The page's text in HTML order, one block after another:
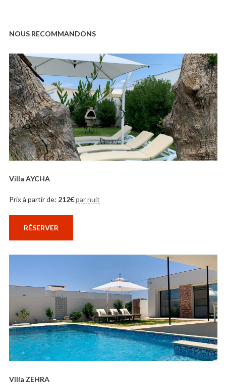
NOUS RECOMMANDONS
Villa AYCHA
Prix à partir de: 212€ par nuit
RÉSERVER
Villa ZEHRA